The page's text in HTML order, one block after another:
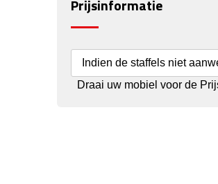
Prijsinformatie
Indien de staffels niet
Draai uw mobiel voor de